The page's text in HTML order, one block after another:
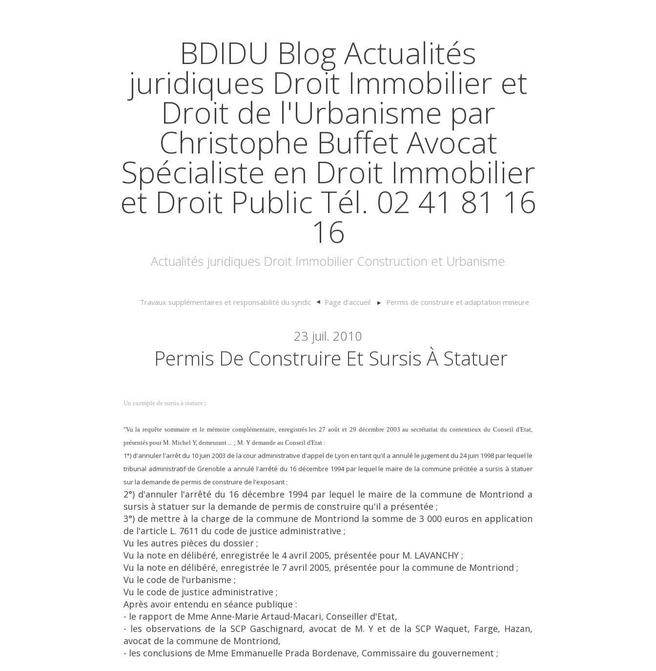
BDIDU Blog Actualités
juridiques Droit Immobilier et
Droit de l'Urbanisme par
Christophe Buffet Avocat
Spécialiste en Droit Immobilier
et Droit Public Tél. 02 41 81 16
16
Actualités juridiques Droit Immobilier Construction et Urbanisme
Travaux supplémentaires et responsabilité du syndic Page d'accueil Permis de construire et adaptation mineure
23 juil. 2010
Permis De Construire Et Sursis À Statuer
Un exemple de sursis à statuer:
"Vu la requête sommaire et le mémoire complémentaire, enregistrés les 27 août et 29 décembre 2003 au secrétariat du contentieux du Conseil d'Etat,
présentés pour M. Michel Y, demeurant ... ; M. Y demande au Conseil d'Etat :
1°) d'annuler l'arrêt du 10 juin 2003 de la cour administrative d'appel de Lyon en tant qu'il a annulé le jugement du 24 juin 1998 par lequel le
tribunal administratif de Grenoble a annulé l'arrêté du 16 décembre 1994 par lequel le maire de la commune précitée a sursis à statuer
sur la demande de permis de construire de l'exposant ;
2°) d'annuler l'arrêté du 16 décembre 1994 par lequel le maire de la commune de Montriond a
sursis à statuer sur la demande de permis de construire qu'il a présentée ;
3°) de mettre à la charge de la commune de Montriond la somme de 3 000 euros en application
de l'article L. 7611 du code de justice administrative ;
Vu les autres pièces du dossier ;
Vu la note en délibéré, enregistrée le 4 avril 2005, présentée pour M. LAVANCHY ;
Vu la note en délibéré, enregistrée le 7 avril 2005, présentée pour la commune de Montriond ;
Vu le code de l'urbanisme ;
Vu le code de justice administrative ;
Après avoir entendu en séance publique :
- le rapport de Mme Anne-Marie Artaud-Macari, Conseiller d'Etat,
- les observations de la SCP Gaschignard, avocat de M. Y et de la SCP Waquet, Farge, Hazan,
avocat de la commune de Montriond,
- les conclusions de Mme Emmanuelle Prada Bordenave, Commissaire du gouvernement ;